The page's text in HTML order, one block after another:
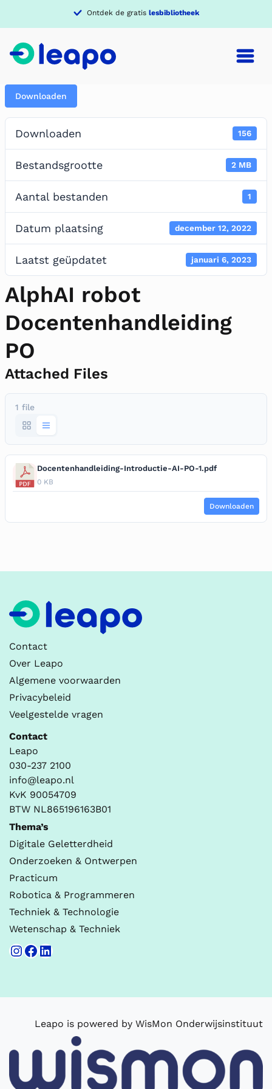
Ontdek de gratis lesbibliotheek
Downloaden
Downloaden 156
Bestandsgrootte 2 MB
Aantal bestanden 1
Datum plaatsing december 12, 2022
Laatst geüpdatet januari 6, 2023
AlphAI robot
Docentenhandleiding
PO
Attached Files
1 file
Docentenhandleiding-Introductie-AI-PO-1.pdf
0 KB
Downloaden
Contact
Over Leapo
Algemene voorwaarden
Privacybeleid
Veelgestelde vragen
Contact
Leapo
030-237 2100
info@leapo.nl
KvK 90054709
BTW NL865196163B01
Thema’s
Digitale Geletterdheid
Onderzoeken & Ontwerpen
Practicum
Robotica & Programmeren
Techniek & Technologie
Wetenschap & Techniek
Instagram
Facebook
LinkedIn
Leapo is powered by WisMon Onderwijsinstituut